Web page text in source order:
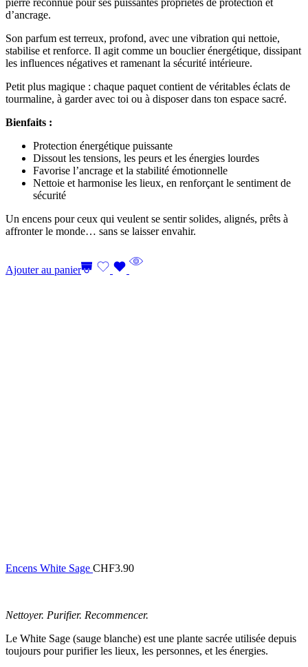
d’ancrage.
Son parfum est terreux, profond, avec une vibration qui nettoie,
stabilise et renforce. Il agit comme un bouclier énergétique, dissipant
les influences négatives et ramenant la sécurité intérieure.
Petit plus magique : chaque paquet contient de véritables éclats de
tourmaline, à garder avec toi ou à disposer dans ton espace sacré.
Bienfaits :
Protection énergétique puissante
Dissout les tensions, les peurs et les énergies lourdes
Favorise l’ancrage et la stabilité émotionnelle
Nettoie et harmonise les lieux, en renforçant le sentiment de
sécurité
Un encens pour ceux qui veulent se sentir solides, alignés, prêts à
affronter le monde… sans se laisser envahir.
Ajouter au panier
Encens White Sage CHF3.90
Nettoyer. Purifier. Recommencer.
Le White Sage (sauge blanche) est une plante sacrée utilisée depuis
toujours pour purifier les lieux, les personnes, et les énergies.